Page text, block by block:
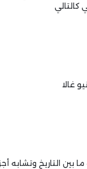
كالتالي
غالا
التاريخ وتشابه